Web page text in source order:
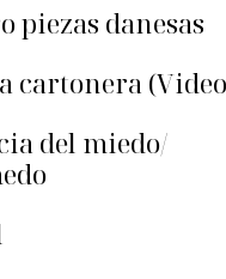
piezas danesas
cartonera
del miedo/